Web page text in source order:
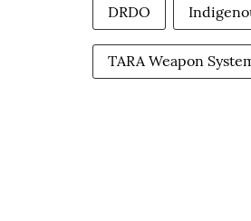
DRDO
TARA Weapon